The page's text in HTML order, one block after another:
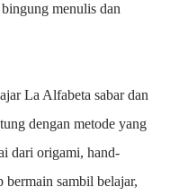
menulis dan
La Alfabeta sabar dan
dengan metode yang
dari origami, hand-
sambil belajar,